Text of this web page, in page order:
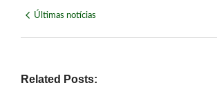
Últimas notícias
Related Posts: